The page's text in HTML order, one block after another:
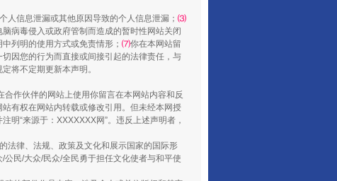
行业协会接连发公告
人信息泄漏或其他原因导致的个人信息泄漏； ⑶
病毒侵入或政府管制而造成的暂时性网站关闭
列明的使用方式或免责情形； ⑺你在本网站留
因您的行为而直接或间接引起的法律责任，与
将不定期更新本声明。
作伙伴的网站上使用你留言在本网站内容和反
有权在网站内转载或修改引用。但未经本网授
明“来源于：XXXXXXX网”。违反上述声明者，
法律、法规、政策及文化和展示国家的国际形
民/大众/民众/全民勇于担任文化使者与和平使